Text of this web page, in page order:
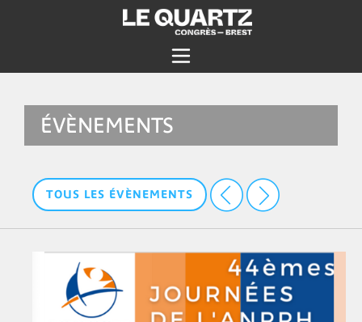
ÉVÈNEMENTS
TOUS LES ÉVÈNEMENTS